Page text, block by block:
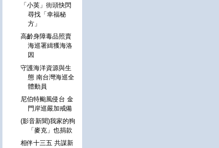
「小英」街頭快閃
尋找「幸福秘
方」
高齡身障毒品照賣
海巡署緝獲海洛
因
守護海洋資源與生
態 南台灣海巡全
體動員
尼伯特颱風侵台 金
門岸巡嚴加戒備
(影音新聞)我家的狗
「麥克」也捐款
相伴十三五 共謀新